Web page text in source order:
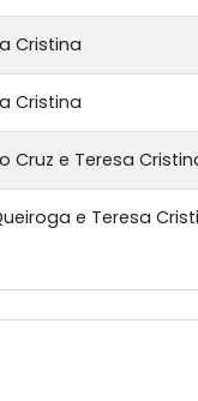
Cristina
Cristina
Cruz e Teresa
e Teresa